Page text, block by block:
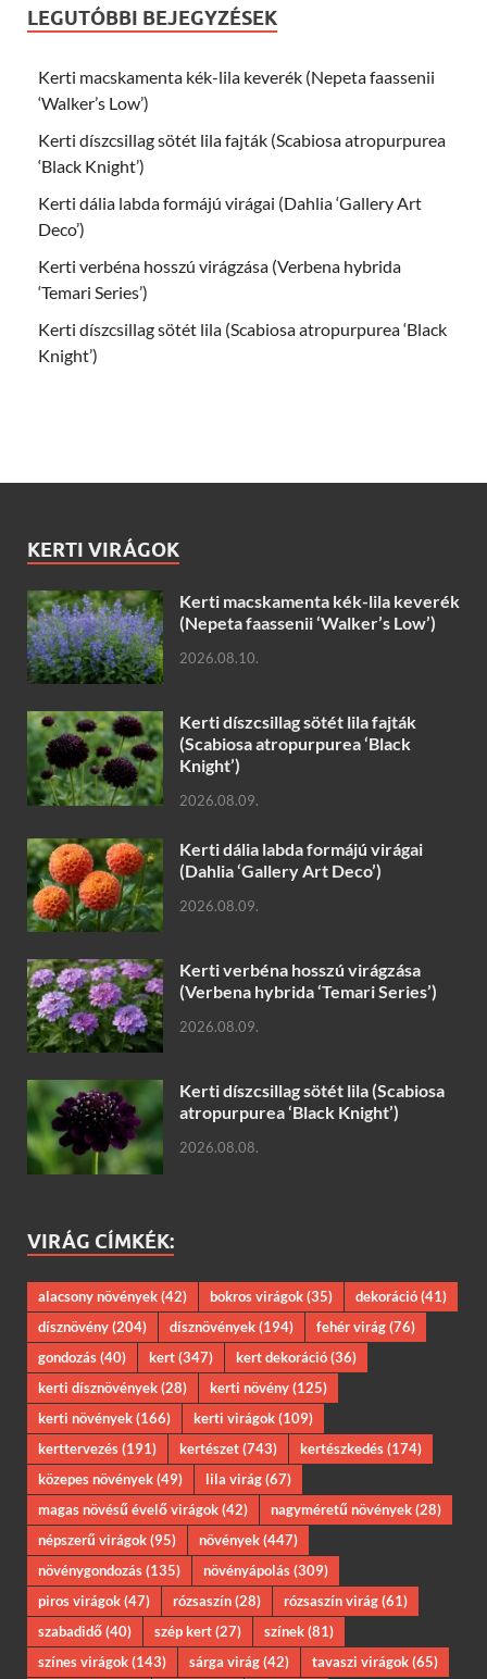
LEGUTÓBBI BEJEGYZÉSEK
Kerti macskamenta kék-lila keverék (Nepeta faassenii
‘Walker’s Low’)
Kerti díszcsillag sötét lila fajták (Scabiosa atropurpurea
‘Black Knight’)
Kerti dália labda formájú virágai (Dahlia ‘Gallery Art
Deco’)
Kerti verbéna hosszú virágzása (Verbena hybrida
‘Temari Series’)
Kerti díszcsillag sötét lila (Scabiosa atropurpurea ‘Black
Knight’)
KERTI VIRÁGOK
Kerti macskamenta kék-lila keverék
(Nepeta faassenii ‘Walker’s Low’)
2026.08.10.
Kerti díszcsillag sötét lila fajták
(Scabiosa atropurpurea ‘Black
Knight’)
2026.08.09.
Kerti dália labda formájú virágai
(Dahlia ‘Gallery Art Deco’)
2026.08.09.
Kerti verbéna hosszú virágzása
(Verbena hybrida ‘Temari Series’)
2026.08.09.
Kerti díszcsillag sötét lila (Scabiosa
atropurpurea ‘Black Knight’)
2026.08.08.
VIRÁG CÍMKÉK:
alacsony növények(42) bokros virágok(35) dekoráció(41)
dísznövény(204) dísznövények(194) fehér virág(76)
gondozás(40) kert(347) kert dekoráció(36)
kerti dísznövények(28) kerti növény(125)
kerti növények(166) kerti virágok(109)
kerttervezés(191) kertészet(743) kertészkedés(174)
közepes növények(49) lila virág(67)
magas növésű évelő virágok(42) nagyméretű növények(28)
népszerű virágok(95) növények(447)
növénygondozás(135) növényápolás(309)
piros virágok(47) rózsaszín(28) rózsaszín virág(61)
szabadidő(40) szép kert(27) színek(81)
színes virágok(143) sárga virág(42) tavaszi virágok(65)